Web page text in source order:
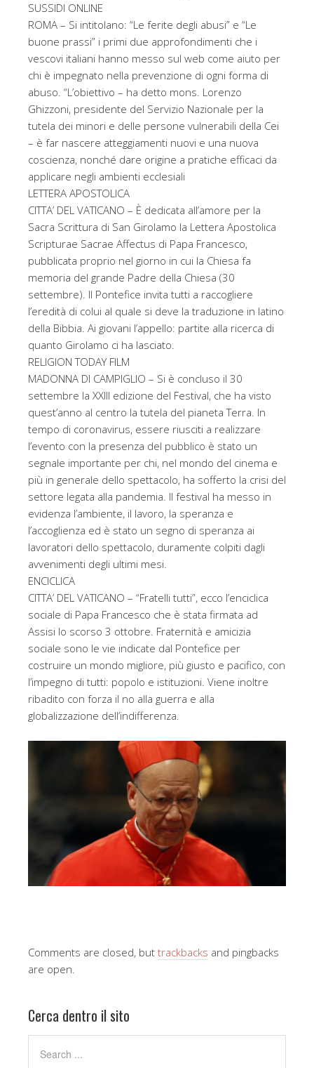
SUSSIDI ONLINE
ROMA – Si intitolano: “Le ferite degli abusi” e “Le
buone prassi” i primi due approfondimenti che i
vescovi italiani hanno messo sul web come aiuto per
chi è impegnato nella prevenzione di ogni forma di
abuso. “L’obiettivo – ha detto mons. Lorenzo
Ghizzoni, presidente del Servizio Nazionale per la
tutela dei minori e delle persone vulnerabili della Cei
– è far nascere atteggiamenti nuovi e una nuova
coscienza, nonché dare origine a pratiche efficaci da
applicare negli ambienti ecclesiali
LETTERA APOSTOLICA
CITTA’ DEL VATICANO – È dedicata all’amore per la
Sacra Scrittura di San Girolamo la Lettera Apostolica
Scripturae Sacrae Affectus di Papa Francesco,
pubblicata proprio nel giorno in cui la Chiesa fa
memoria del grande Padre della Chiesa (30
settembre). Il Pontefice invita tutti a raccogliere
l’eredità di colui al quale si deve la traduzione in latino
della Bibbia. Ai giovani l’appello: partite alla ricerca di
quanto Girolamo ci ha lasciato.
RELIGION TODAY FILM
MADONNA DI CAMPIGLIO – Si è concluso il 30
settembre la XXIII edizione del Festival, che ha visto
quest’anno al centro la tutela del pianeta Terra. In
tempo di coronavirus, essere riusciti a realizzare
l’evento con la presenza del pubblico è stato un
segnale importante per chi, nel mondo del cinema e
più in generale dello spettacolo, ha sofferto la crisi del
settore legata alla pandemia. Il festival ha messo in
evidenza l’ambiente, il lavoro, la speranza e
l’accoglienza ed è stato un segno di speranza ai
lavoratori dello spettacolo, duramente colpiti dagli
avvenimenti degli ultimi mesi.
ENCICLICA
CITTA’ DEL VATICANO – “Fratelli tutti”, ecco l’enciclica
sociale di Papa Francesco che è stata firmata ad
Assisi lo scorso 3 ottobre. Fraternità e amicizia
sociale sono le vie indicate dal Pontefice per
costruire un mondo migliore, più giusto e pacifico, con
l’impegno di tutti: popolo e istituzioni. Viene inoltre
ribadito con forza il no alla guerra e alla
globalizzazione dell’indifferenza.
Comments are closed, but trackbacks and pingbacks
are open.
Cerca dentro il sito